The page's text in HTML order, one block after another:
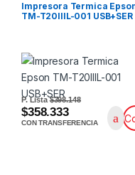
Impresora Termica
TM-T20IIIL-001 USB+SER
P. Lista$398.148
$358.333
CON TRANSFERENCIA